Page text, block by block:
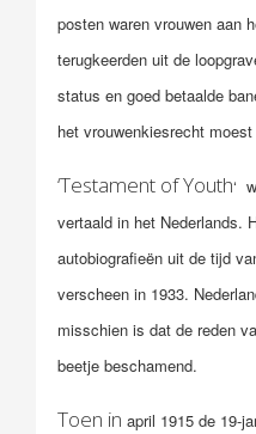
posten waren vrouwen aan
terugkeerden uit de
status en goed betaalde
het vrouwenkiesrecht
‘Testament of Youth‘
vertaald in het Nederlands.
autobiografieën uit de tijd
verscheen in 1933.
misschien is dat de reden
beetje beschamend.
Toen in april 1915 de 19-